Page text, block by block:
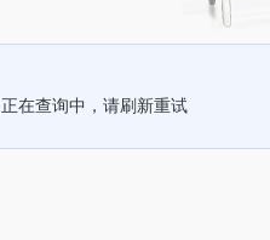
正在查询中，请刷新重试